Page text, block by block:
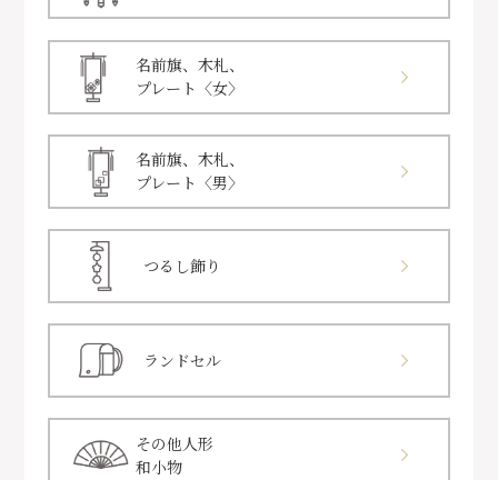
名前旗、木札、
プレート〈女〉
名前旗、木札、
プレート〈男〉
つるし飾り
ランドセル
その他人形
和小物